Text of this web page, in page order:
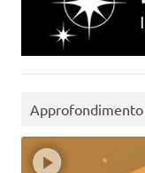
Approfondimento